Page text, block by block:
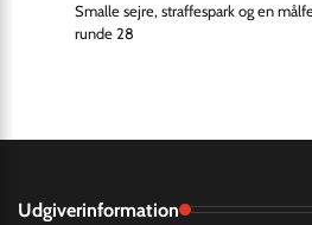
Smalle sejre, straffespark og en
runde 28
Udgiverinformation